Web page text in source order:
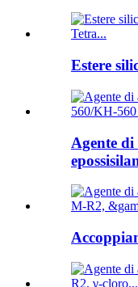
Estere
Agente di